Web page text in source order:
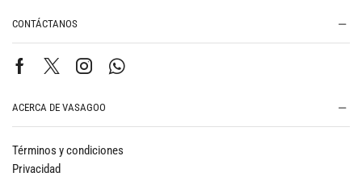
CONTÁCTANOS
ACERCA DE VASAGOO
Términos y condiciones
Privacidad